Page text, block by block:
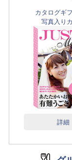
カタログギ
写真入り
詳細